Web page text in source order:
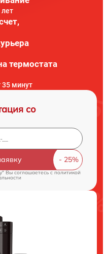
термостата
35 минут
со
Вы соглашаетесь cполитикой